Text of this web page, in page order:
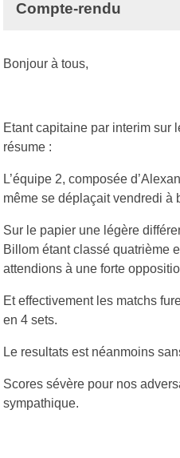
Compte-rendu
Bonjour à tous,
Etant capitaine par interim sur
résume :
L’équipe 2, composée
même se déplaçait vendredi à
Sur le papier une légère
Billom étant classé quatrième
attendions à une forte
Et effectivement les matchs
en 4 sets.
Le resultats est néanmoins
Scores sévère pour nos
sympathique.